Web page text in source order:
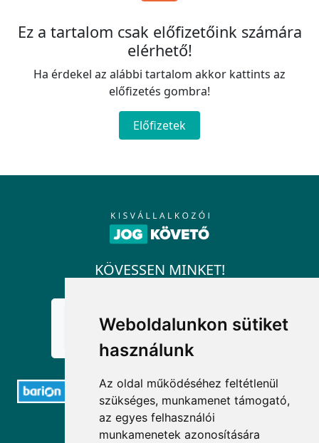
Weboldalunkon sütiket
használunk
Az oldal működéséhez feltétlenül
szükséges, munkamenet támogató,
az egyes felhasználói
munkamenetek azonosítására
Ez a tartalom csak előfizetőink számára
elérhető!
Ha érdekel az alábbi tartalom akkor kattints az
előfizetés gombra!
Előfizetek
KÖVESSEN MINKET!
ELÉRHETŐSÉGEK